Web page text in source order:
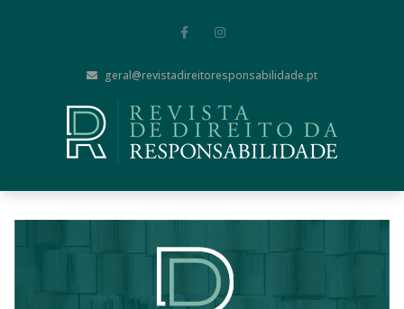
geral@revistadireitoresponsabilidade.pt